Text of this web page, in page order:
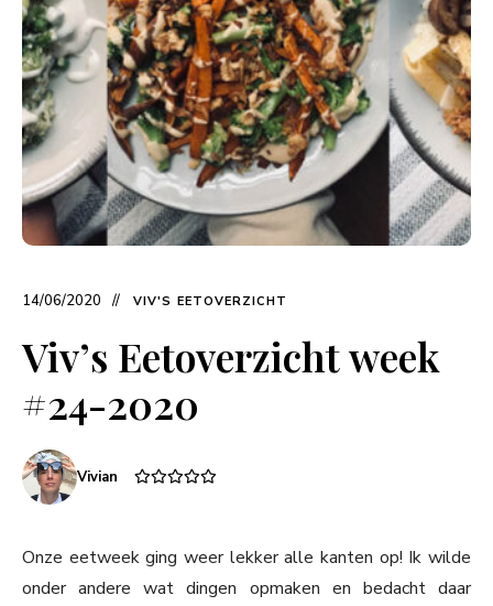
14/06/2020 VIV'S EETOVERZICHT
Viv’s Eetoverzicht week
#24-2020
Vivian
Onze eetweek ging weer lekker alle kanten op! Ik wilde
onder andere wat dingen opmaken en bedacht daar